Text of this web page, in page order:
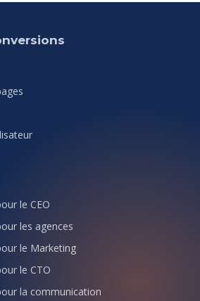
le CEO
les agences
le Marketing
le CTO
la communication